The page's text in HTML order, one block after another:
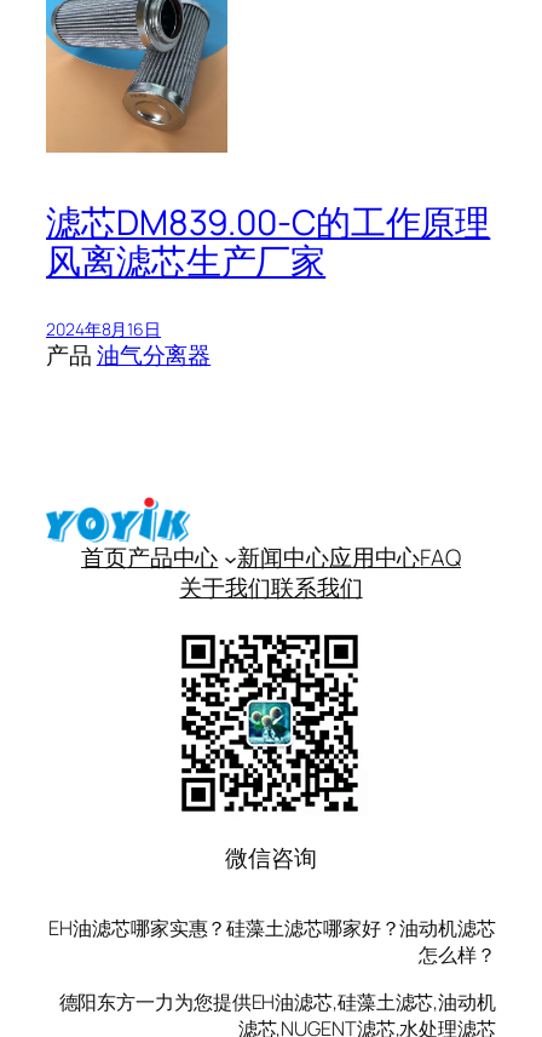
滤芯DM839.00-C的工作原理
风离滤芯生产厂家
2024年8月16日
产品油气分离器
首页产品中心 新闻中心应用中心FAQ
关于我们联系我们
微信咨询
EH油滤芯哪家实惠？硅藻土滤芯哪家好？油动机滤芯
怎么样？
德阳东方一力为您提供EH油滤芯,硅藻土滤芯,油动机
滤芯,NUGENT滤芯,水处理滤芯